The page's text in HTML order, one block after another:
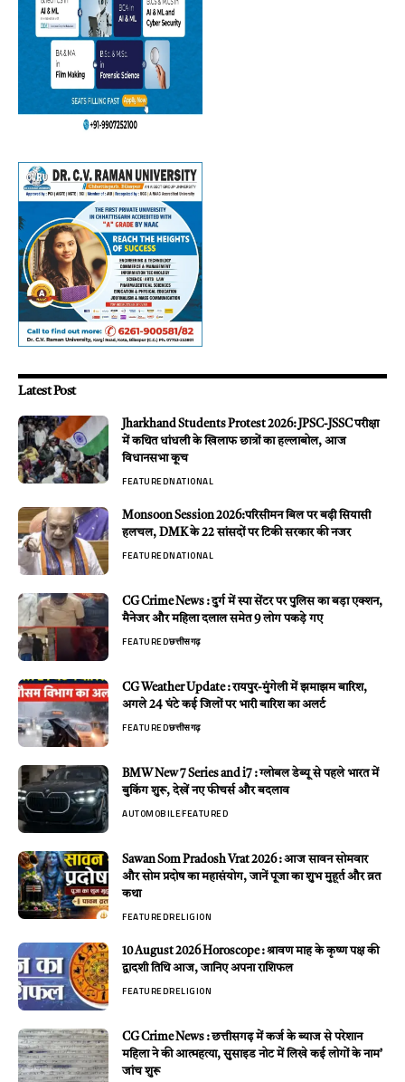
Latest Post
Jharkhand Students Protest 2026: JPSC-JSSC परीक्षा
में कथित धांधली के खिलाफ छात्रों का हल्लाबोल, आज
विधानसभा कूच
FEATUREDNATIONAL
Monsoon Session 2026:परिसीमन बिल पर बढ़ी सियासी
हलचल, DMK के 22 सांसदों पर टिकी सरकार की नजर
FEATUREDNATIONAL
CG Crime News : दुर्ग में स्पा सेंटर पर पुलिस का बड़ा एक्शन,
मैनेजर और महिला दलाल समेत 9 लोग पकड़े गए
FEATUREDछत्तीसगढ़
CG Weather Update : रायपुर-मुंगेली में झमाझम बारिश,
अगले 24 घंटे कई जिलों पर भारी बारिश का अलर्ट
FEATUREDछत्तीसगढ़
BMW New 7 Series and i7 : ग्लोबल डेब्यू से पहले भारत में
बुकिंग शुरू, देखें नए फीचर्स और बदलाव
AUTOMOBILEFEATURED
Sawan Som Pradosh Vrat 2026 : आज सावन सोमवार
और सोम प्रदोष का महासंयोग, जानें पूजा का शुभ मुहूर्त और व्रत
कथा
FEATUREDRELIGION
10 August 2026 Horoscope : श्रावण माह के कृष्ण पक्ष की
द्वादशी तिथि आज, जानिए अपना राशिफल
FEATUREDRELIGION
CG Crime News : छत्तीसगढ़ में कर्ज के ब्याज से परेशान
महिला ने की आत्महत्या, सुसाइड नोट में लिखे कई लोगों के नाम’
जांच शुरू